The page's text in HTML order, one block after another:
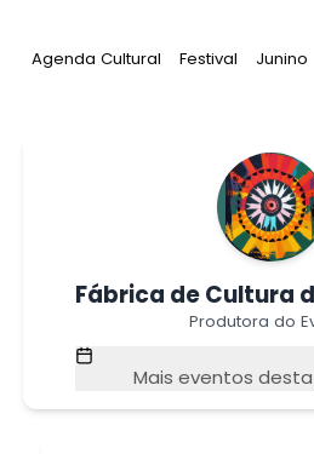
Tag:
Agenda Cultural Tag:
Festival Tag:
Junino
Fábrica de Cultura
Produtora do
Mais eventos